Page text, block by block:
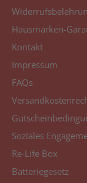
Hausmarken-
Kontakt
Impressum
FAQs
Soziales
Re-Life Box
Batteriegesetz